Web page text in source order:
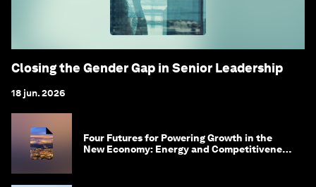
Closing the Gender Gap in Senior Leadership
18 jun. 2026
Four Futures for Powering Growth in the
New Economy: Energy and Competitiveness